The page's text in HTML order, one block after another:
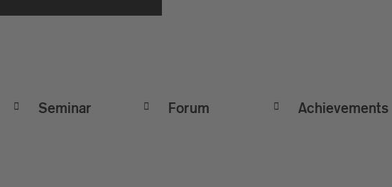
Seminar Forum Achievements